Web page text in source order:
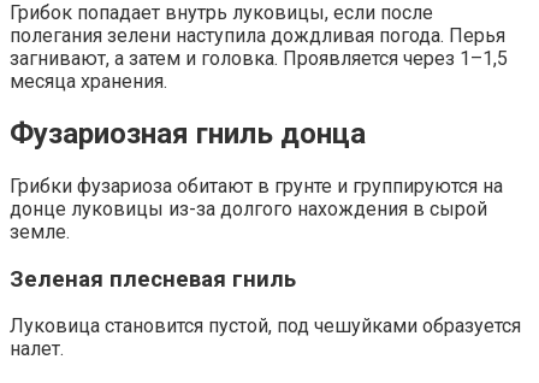
Грибок попадает внутрь луковицы, если после
полегания зелени наступила дождливая погода. Перья
загнивают, а затем и головка. Проявляется через 1–1,5
месяца хранения.
Фузариозная гниль донца
Грибки фузариоза обитают в грунте и группируются на
донце луковицы из-за долгого нахождения в сырой
земле.
Зеленая плесневая гниль
Луковица становится пустой, под чешуйками образуется
налет.